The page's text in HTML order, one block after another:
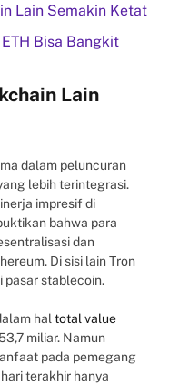
Lain Semakin Ketat
Bisa Bangkit
Lain
dalam peluncuran
lebih terintegrasi.
impresif di
bahwa para
dan
Di sisi lain Tron
stablecoin.
hal total value
miliar. Namun
pada pemegang
terakhir hanya